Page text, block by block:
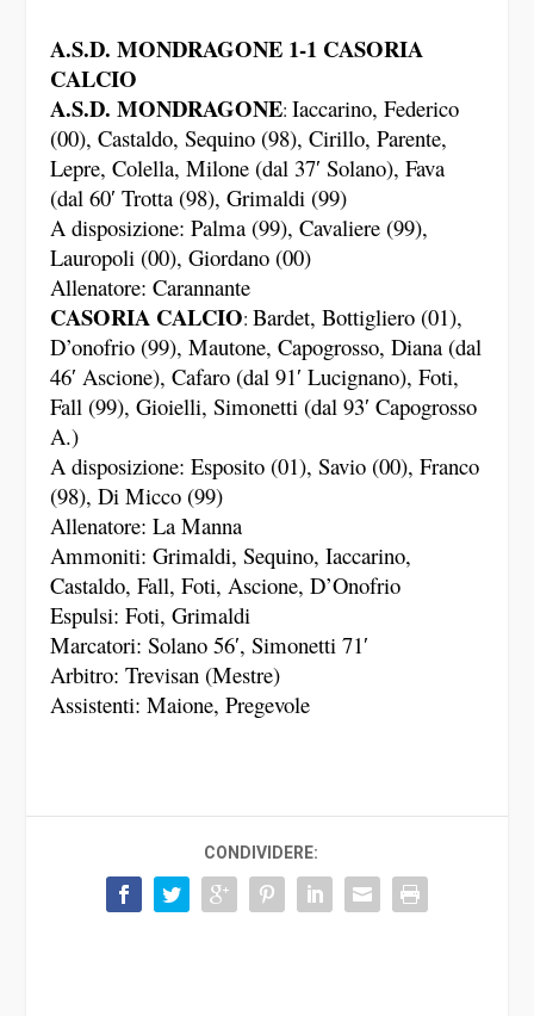
A.S.D. MONDRAGONE 1-1 CASORIA
CALCIO
A.S.D. MONDRAGONE :Iaccarino, Federico
(00), Castaldo, Sequino (98), Cirillo, Parente,
Lepre, Colella, Milone (dal 37′ Solano), Fava
(dal 60′ Trotta (98), Grimaldi (99)
A disposizione: Palma (99), Cavaliere (99),
Lauropoli (00), Giordano (00)
Allenatore: Carannante
CASORIA CALCIO :Bardet, Bottigliero (01),
D’onofrio (99), Mautone, Capogrosso, Diana (dal
46′ Ascione), Cafaro (dal 91′ Lucignano), Foti,
Fall (99), Gioielli, Simonetti (dal 93′ Capogrosso
A.)
A disposizione: Esposito (01), Savio (00), Franco
(98), Di Micco (99)
Allenatore: La Manna
Ammoniti: Grimaldi, Sequino, Iaccarino,
Castaldo, Fall, Foti, Ascione, D’Onofrio
Espulsi: Foti, Grimaldi
Marcatori: Solano 56′, Simonetti 71′
Arbitro: Trevisan (Mestre)
Assistenti: Maione, Pregevole
CONDIVIDERE: